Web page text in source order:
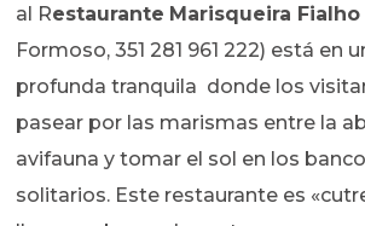
al Restaurante Marisqueira Fialho
Formoso, 351 281 961 222) está en
profunda tranquila donde los
pasear por las marismas entre la
avifauna y tomar el sol en los
solitarios. Este restaurante es